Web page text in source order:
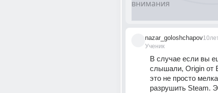
nazar_goloshchapov
Ученик
В случае если вы
слышали, Origin от
это не просто
разрушить Steam.